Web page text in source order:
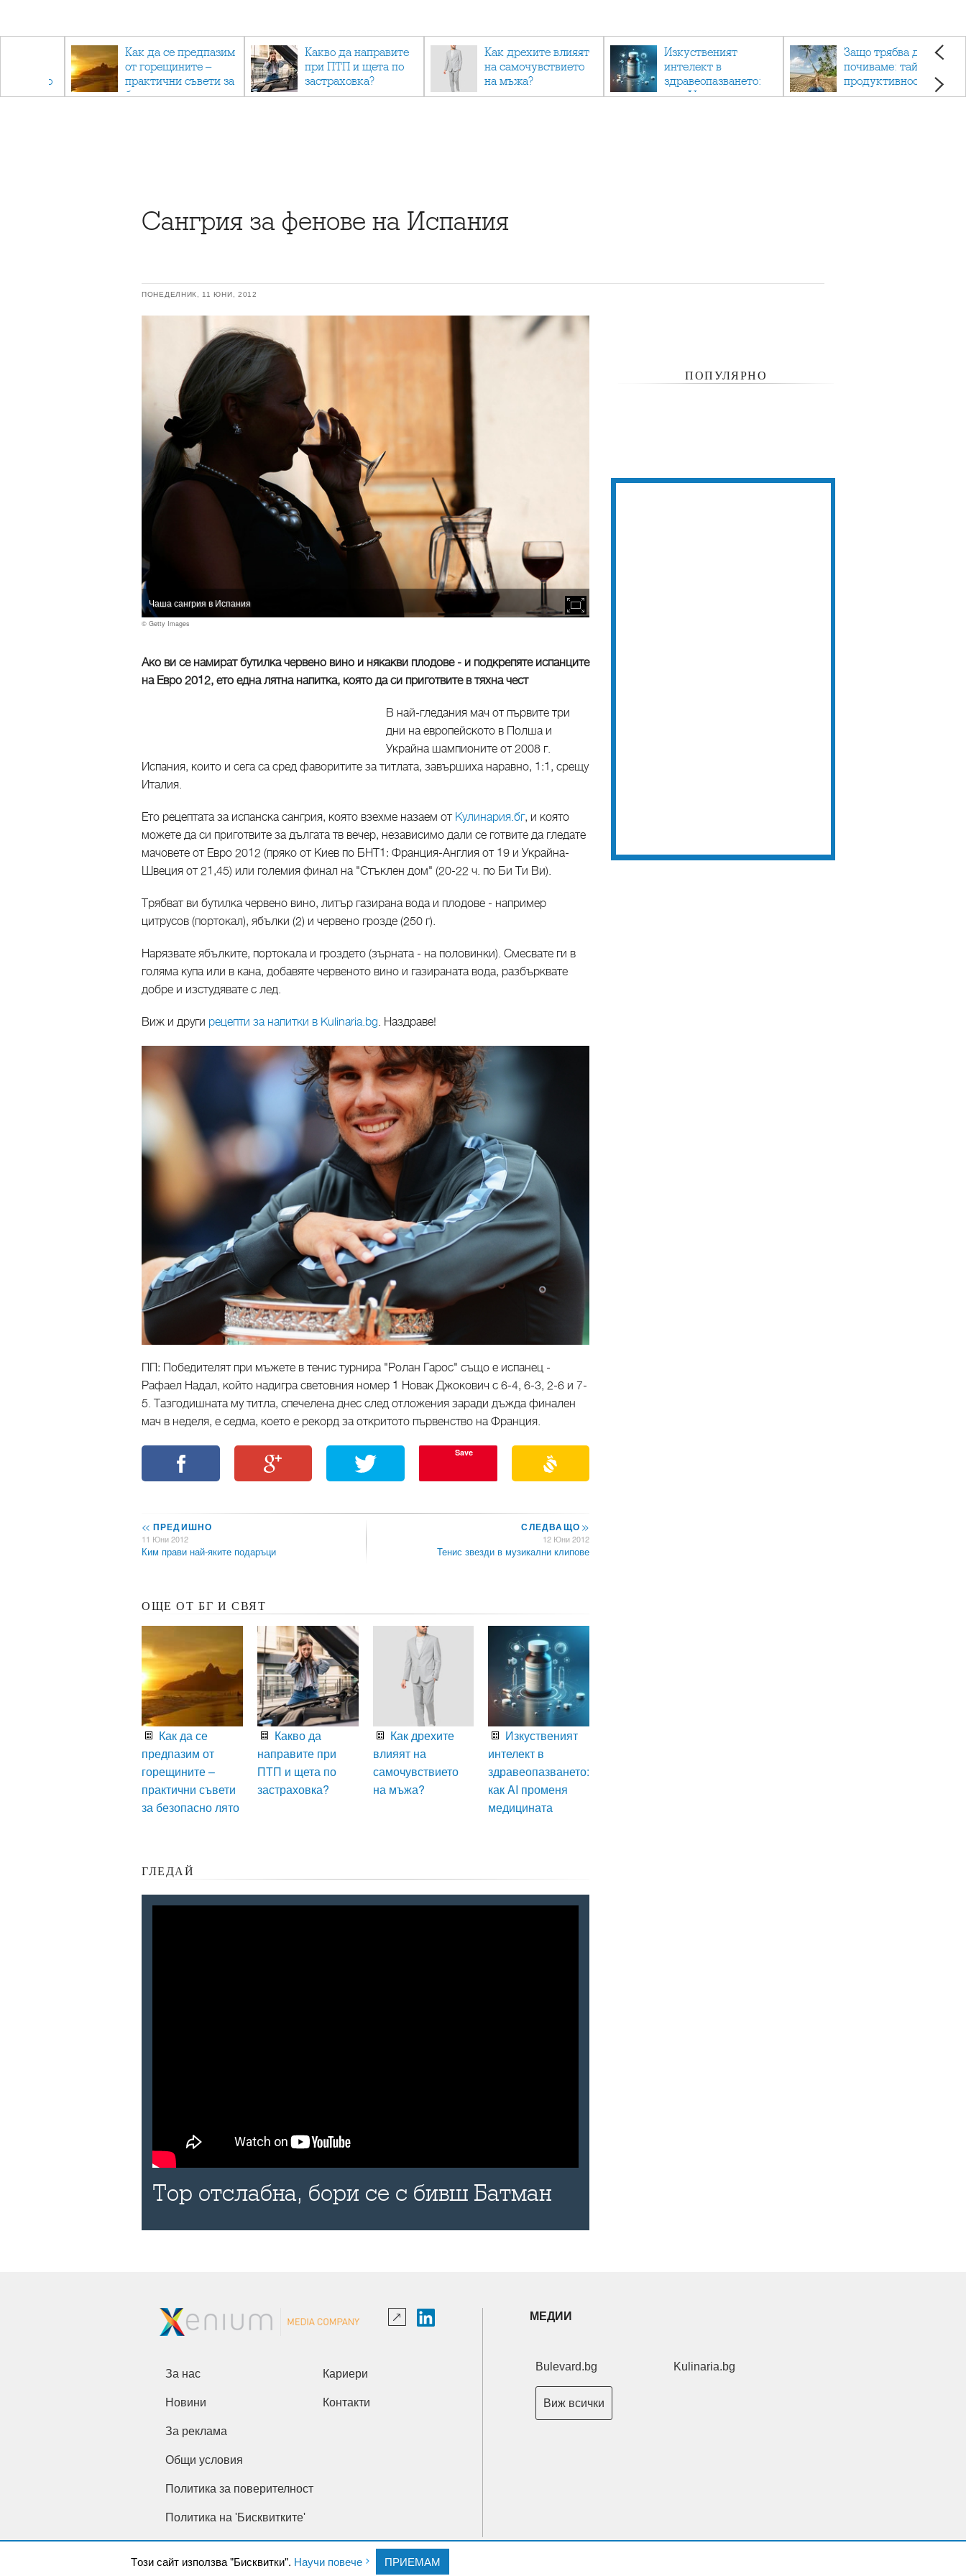
отново
Как да се предпазим
от горещините –
практични съвети за
безопасно лято
Какво да направите
при ПТП и щета по
застраховка?
Как дрехите влияят
на самочувствието
на мъжа?
Изкуственият
интелект в
здравеопазването:
как AI променя
Защо трябва да си
почиваме: тайната на
продуктивността,
здравето и добрия
Сангрия за фенове на Испания
ПОНЕДЕЛНИК, 11 ЮНИ, 2012
Чаша сангрия в Испания
© Getty Images
Ако ви се намират бутилка червено вино и някакви плодове - и подкрепяте испанците
на Евро 2012, ето една лятна напитка, която да си приготвите в тяхна чест
В най-гледания мач от първите три
дни на европейското в Полша и
Украйна шампионите от 2008 г.
Испания, които и сега са сред фаворитите за титлата, завършиха наравно, 1:1, срещу
Италия.
Ето рецептата за испанска сангрия, която взехме назаем от Кулинария.бг, и която
можете да си приготвите за дългата тв вечер, независимо дали се готвите да гледате
мачовете от Евро 2012 (пряко от Киев по БНТ1: Франция-Англия от 19 и Украйна-
Швеция от 21,45) или големия финал на "Стъклен дом" (20-22 ч. по Би Ти Ви).
Трябват ви бутилка червено вино, литър газирана вода и плодове - например
цитрусов (портокал), ябълки (2) и червено грозде (250 г).
Нарязвате ябълките, портокала и гроздето (зърната - на половинки). Смесвате ги в
голяма купа или в кана, добавяте червеното вино и газираната вода, разбърквате
добре и изстудявате с лед.
Виж и други рецепти за напитки в Kulinaria.bg. Наздраве!
ПП: Победителят при мъжете в тенис турнира "Ролан Гарос" също е испанец -
Рафаел Надал, който надигра световния номер 1 Новак Джокович с 6-4, 6-3, 2-6 и 7-
5. Тазгодишната му титла, спечелена днес след отложения заради дъжда финален
мач в неделя, е седма, което е рекорд за откритото първенство на Франция.
Save
<< ПРЕДИШНО
11 Юни 2012
Ким прави най-яките подаръци
СЛЕДВАЩО>>
12 Юни 2012
Тенис звезди в музикални клипове
ОЩЕ ОТ БГ И СВЯТ
Как да се
предпазим от
горещините –
практични съвети
за безопасно лято
Какво да
направите при
ПТП и щета по
застраховка?
Как дрехите
влияят на
самочувствието
на мъжа?
Изкуственият
интелект в
здравеопазването:
как AI променя
медицината
ГЛЕДАЙ
Тор отслабна, бори се с бивш Батман
ПОПУЛЯРНО
Tози сайт използва "Бисквитки". Научи повече
ПРИЕМАМ
За нас Кариери
Новини Контакти
За реклама
Общи условия
Политика за поверителност
Политика на 'Бисквитките'
МЕДИИ
Bulevard.bg Kulinaria.bg
Виж всички
Copyright © 2026 Ксениум ООД. Всички права запазени.